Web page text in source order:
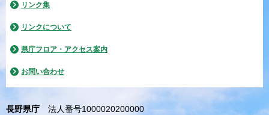
リンク集
リンクについて
県庁フロア・アクセス案内
お問い合わせ
長野県庁
法人番号1000020200000